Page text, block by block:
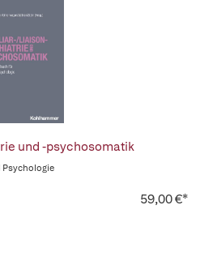
und -psychosomatik
Psychologie
59,00 €*